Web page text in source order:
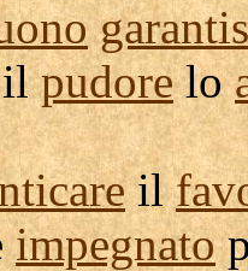
pudorelo
il
impegnato